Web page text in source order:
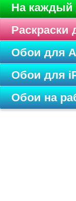
На каждый
Раскраски
Обои для
Обои для
Обои на